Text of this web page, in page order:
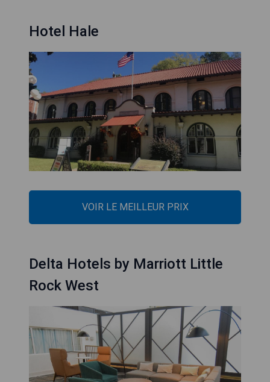
Hotel Hale
VOIR LE MEILLEUR PRIX
Delta Hotels by Marriott Little
Rock West